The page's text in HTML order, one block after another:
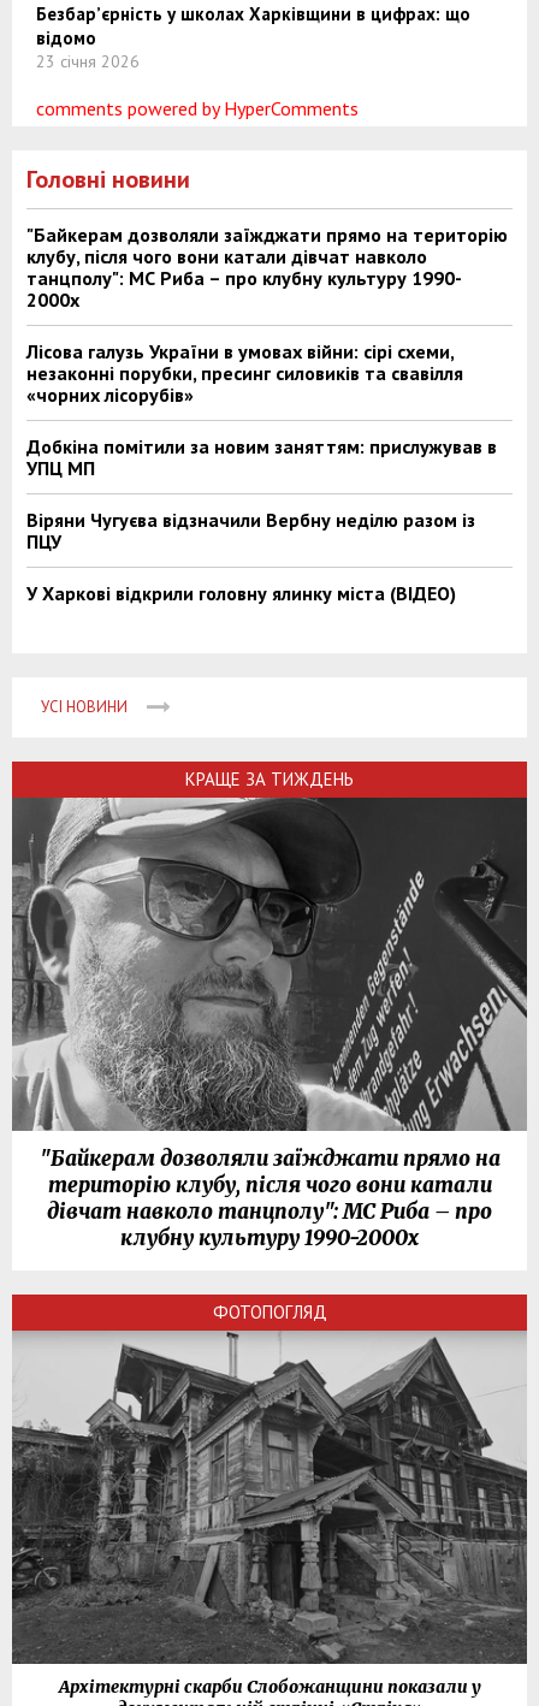
Безбар’єрність у школах Харківщини в цифрах: що
відомо
23 січня 2026
comments powered by HyperComments
Головні новини
"Байкерам дозволяли заїжджати прямо на територію
клубу, після чого вони катали дівчат навколо
танцполу": МС Риба – про клубну культуру 1990-
2000х
Лісова галузь України в умовах війни: сірі схеми,
незаконні порубки, пресинг силовиків та свавілля
«чорних лісорубів»
Добкіна помітили за новим заняттям: прислужував в
УПЦ МП
Віряни Чугуєва відзначили Вербну неділю разом із
ПЦУ
У Харкові відкрили головну ялинку міста (ВІДЕО)
УСІ НОВИНИ
КРАЩЕ ЗА ТИЖДЕНЬ
"Байкерам дозволяли заїжджати прямо на
територію клубу, після чого вони катали
дівчат навколо танцполу": МС Риба – про
клубну культуру 1990-2000х
ФОТОПОГЛЯД
Архітектурні скарби Слобожанщини показали у